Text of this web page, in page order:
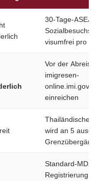
30-Tage-
visumfrei pro
Vor der Abreise
imigresen-
einreichen
Thailändischer
wird an 5
Standard-
Registrierung für